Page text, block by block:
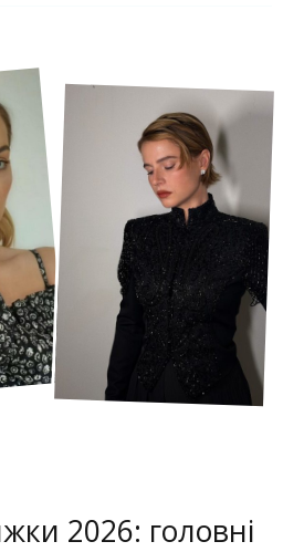
2026: головні